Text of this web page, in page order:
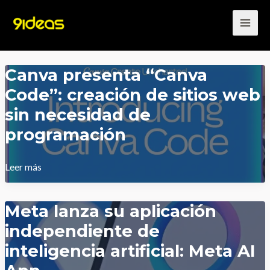
Canva presenta “Canva
Code”: creación de sitios web
sin necesidad de
programación
Canva
presenta
“Canva
Code”:
creación
de
sitios
Leer más
Meta lanza su aplicación
independiente de
inteligencia artificial: Meta AI